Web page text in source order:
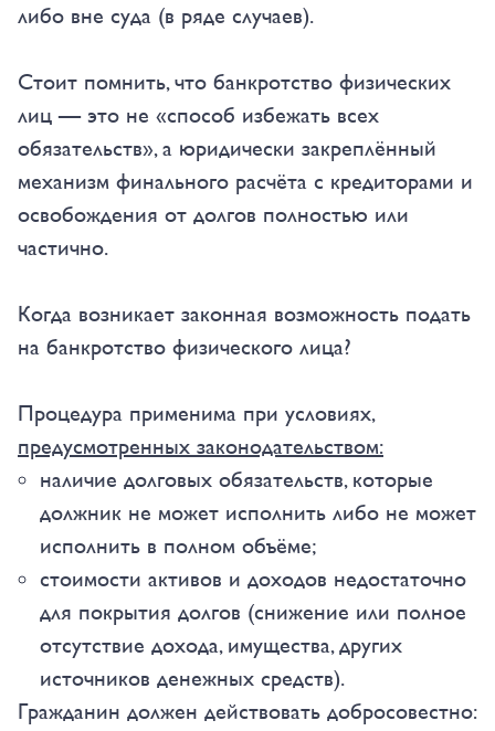
либо вне суда (в ряде случаев).
Стоит помнить, что банкротство физических
лиц — это не «способ избежать всех
обязательств», а юридически закреплённый
механизм финального расчёта с кредиторами и
освобождения от долгов полностью или
частично.
Когда возникает законная возможность подать
на банкротство физического лица?
Процедура применима при условиях,
предусмотренных законодательством:
наличие долговых обязательств, которые
должник не может исполнить либо не может
исполнить в полном объёме;
стоимости активов и доходов недостаточно
для покрытия долгов (снижение или полное
отсутствие дохода, имущества, других
источников денежных средств).
Гражданин должен действовать добросовестно: